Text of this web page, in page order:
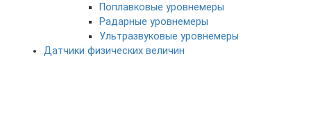
Поплавковые уровнемеры
Радарные уровнемеры
Ультразвуковые уровнемеры
Датчики физических величин